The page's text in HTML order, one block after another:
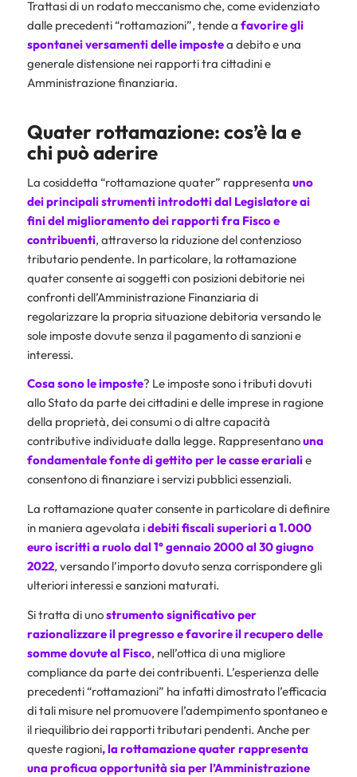
Trattasi di un rodato meccanismo che, come evidenziato
dalle precedenti “rottamazioni”, tende a favorire gli
spontanei versamenti delle impostea debito e una
generale distensione nei rapporti tra cittadini e
Amministrazione finanziaria.
Quater rottamazione: cos’è la e
chi può aderire
La cosiddetta “rottamazione quater” rappresenta uno
dei principali strumenti introdotti dal Legislatore ai
fini del miglioramento dei rapporti fra Fisco e
contribuenti, attraverso la riduzione del contenzioso
tributario pendente. In particolare, la rottamazione
quater consente ai soggetti con posizioni debitorie nei
confronti dell’Amministrazione Finanziaria di
regolarizzare la propria situazione debitoria versando le
sole imposte dovute senza il pagamento di sanzioni e
interessi.
Cosa sono le imposte? Le imposte sono i tributi dovuti
allo Stato da parte dei cittadini e delle imprese in ragione
della proprietà, dei consumi o di altre capacità
contributive individuate dalla legge. Rappresentanouna
fondamentale fonte di gettito per le casse erarialie
consentono di finanziare i servizi pubblici essenziali.
La rottamazione quater consente in particolare di definire
in maniera agevolata idebiti fiscali superiori a 1.000
euro iscritti a ruolo dal 1° gennaio 2000 al 30 giugno
2022, versando l’importo dovuto senza corrispondere gli
ulteriori interessi e sanzioni maturati.
Si tratta di unostrumento significativo per
razionalizzare il pregresso e favorire il recupero delle
somme dovute al Fisco, nell’ottica di una migliore
compliance da parte dei contribuenti. L’esperienza delle
precedenti “rottamazioni” ha infatti dimostrato l’efficacia
di tali misure nel promuovere l’adempimento spontaneo e
il riequilibrio dei rapporti tributari pendenti. Anche per
queste ragioni, la rottamazione quater rappresenta
una proficua opportunità sia per l’Amministrazione